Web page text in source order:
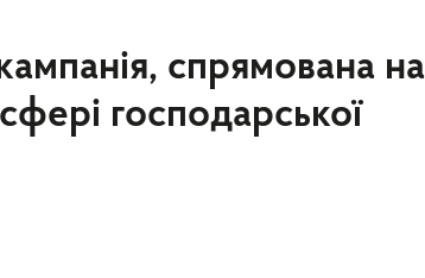
спрямована на
господарської